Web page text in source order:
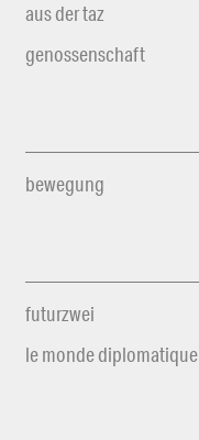
aus der taz
genossenschaft
bewegung
futurzwei
le monde diplomatique